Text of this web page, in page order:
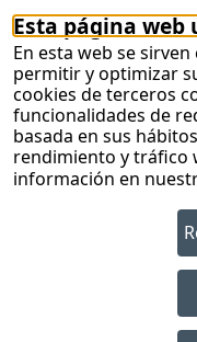
Esta página web
En esta web se
permitir y optimizar
cookies de terceros
funcionalidades de
basada en sus
rendimiento y tráfico
información en